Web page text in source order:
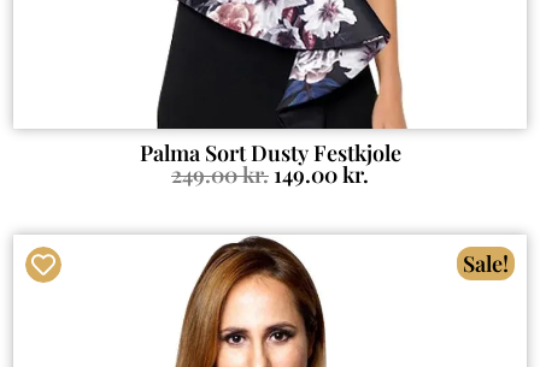
Palma Sort Dusty Festkjole
249.00kr.149.00kr.
Sale!